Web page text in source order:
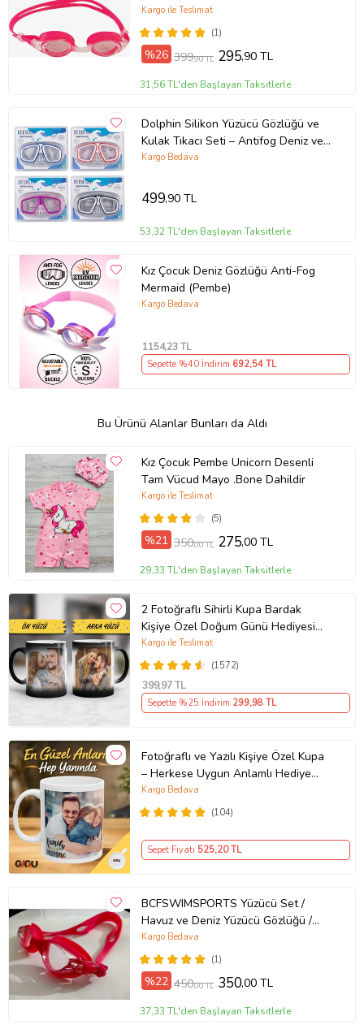
(1)
Kargo ile Teslimat
%26 399,90 TL 295,90 TL
31,56 TL'den Başlayan Taksitlerle
Dolphin Silikon Yüzücü Gözlüğü ve
Kulak Tıkacı Seti – Antifog Deniz ve
Havuz Gözlüğü
Kargo Bedava
499,90 TL
53,32 TL'den Başlayan Taksitlerle
Kız Çocuk Deniz Gözlüğü Anti-Fog
Mermaid (Pembe)
Kargo Bedava
1154,23 TL
Sepette %40 İndirim 692,54 TL
Bu Ürünü Alanlar Bunları da Aldı
Kız Çocuk Pembe Unicorn Desenli
Tam Vücud Mayo .Bone Dahildir
(5)
Kargo ile Teslimat
%21 350,00 TL 275,00 TL
29,33 TL'den Başlayan Taksitlerle
2 Fotoğraflı Sihirli Kupa Bardak
Kişiye Özel Doğum Günü Hediyesi
Sevgiliye Hediye Anneye Babaya
Ablaya Abiye Kız Erkek Kardeşe
Arkadaşa Resimli Günü Yıl Dönümü
Hediyesi
(1572)
Kargo ile Teslimat
399,97 TL
Sepette %25 İndirim 299,98 TL
Fotoğraflı ve Yazılı Kişiye Özel Kupa
– Herkese Uygun Anlamlı Hediye
Porselen Baskılı Kupa (Beyaz)
(104)
Kargo Bedava
Sepet Fiyatı 525,20 TL
BCFSWIMSPORTS Yüzücü Set /
Havuz ve Deniz Yüzücü Gözlüğü /
Yetişkin Havuz Gözlüğü /
Profesyonel Yüzücü Gözlüğü + Mayo
Kumaşı Likra BONE (Pembe)
(1)
Kargo Bedava
%22 450,00 TL 350,00 TL
37,33 TL'den Başlayan Taksitlerle